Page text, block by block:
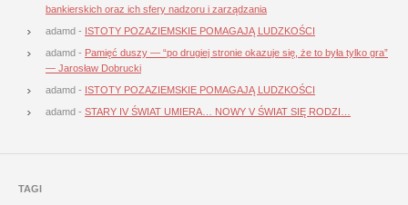
bankierskich oraz ich sfery nadzoru i zarządzania
adamd - ISTOTY POZAZIEMSKIE POMAGAJĄ LUDZKOŚCI
adamd - Pamięć duszy — “po drugiej stronie okazuje się, że to była tylko gra”
— Jarosław Dobrucki
adamd - ISTOTY POZAZIEMSKIE POMAGAJĄ LUDZKOŚCI
adamd - STARY IV ŚWIAT UMIERA… NOWY V ŚWIAT SIĘ RODZI…
TAGI